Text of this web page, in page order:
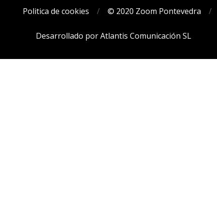
Politica de cookies © 2020 Zoom Pontevedra
Desarrollado por Atlantis Comunicación SL